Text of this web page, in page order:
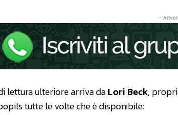
-
lettura ulteriore arriva daLori Beck,
tutte le volte che è disponibile: